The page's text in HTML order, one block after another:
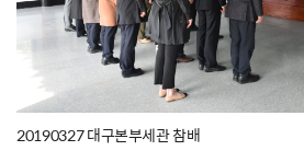
20190327 대구본부세관 참배